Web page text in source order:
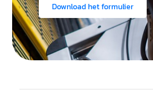
Download het formulier